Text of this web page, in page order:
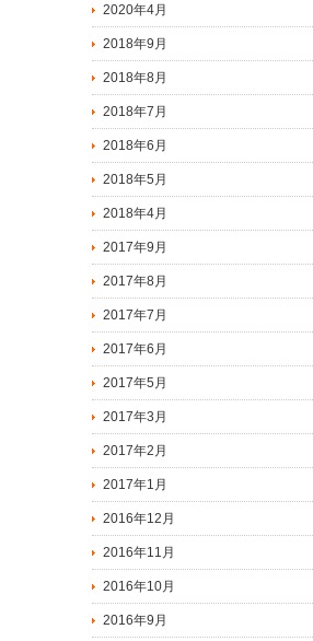
2020年4月
2018年9月
2018年8月
2018年7月
2018年6月
2018年5月
2018年4月
2017年9月
2017年8月
2017年7月
2017年6月
2017年5月
2017年3月
2017年2月
2017年1月
2016年12月
2016年11月
2016年10月
2016年9月